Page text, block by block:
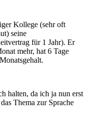
Kollege (sehr oft
seine
für 1 Jahr). Er
mehr, hat 6 Tage
halten, da ich ja nun erst
Thema zur Sprache